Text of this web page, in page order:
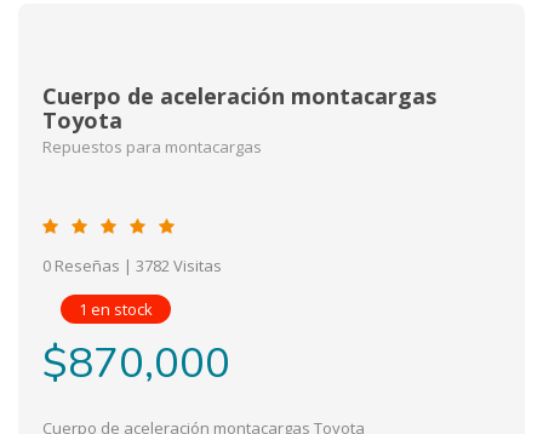
Cuerpo de aceleración montacargas
Toyota
Repuestos para montacargas
0 Reseñas | 3782 Visitas
1 en stock
$870,000
Cuerpo de aceleración montacargas Toyota